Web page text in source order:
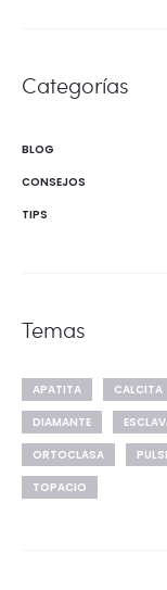
Categorías
BLOG
CONSEJOS
TIPS
Temas
APATITA CALCITA
DIAMANTE
ORTOCLASA
TOPACIO